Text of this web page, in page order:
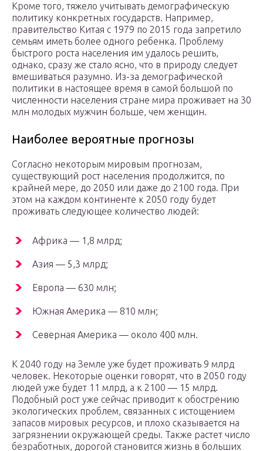
Кроме того, тяжело учитывать демографическую
политику конкретных государств. Например,
правительство Китая с 1979 по 2015 года запретило
семьям иметь более одного ребенка. Проблему
быстрого роста населения им удалось решить,
однако, сразу же стало ясно, что в природу следует
вмешиваться разумно. Из-за демографической
политики в настоящее время в самой большой по
численности населения стране мира проживает на 30
млн молодых мужчин больше, чем женщин.
Наиболее вероятные прогнозы
Согласно некоторым мировым прогнозам,
существующий рост населения продолжится, по
крайней мере, до 2050 или даже до 2100 года. При
этом на каждом континенте к 2050 году будет
проживать следующее количество людей:
Африка — 1,8 млрд;
Азия — 5,3 млрд;
Европа — 630 млн;
Южная Америка — 810 млн;
Северная Америка — около 400 млн.
К 2040 году на Земле уже будет проживать 9 млрд
человек. Некоторые оценки говорят, что в 2050 году
людей уже будет 11 млрд, а к 2100 — 15 млрд.
Подобный рост уже сейчас приводит к обострению
экологических проблем, связанных с истощением
запасов мировых ресурсов, и плохо сказывается на
загрязнении окружающей среды. Также растет число
безработных, дорогой становится жизнь в больших